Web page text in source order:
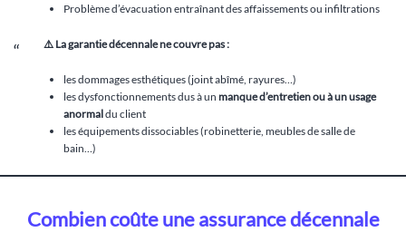
Problème d’évacuation entraînant des affaissements ou infiltrations
⚠️ La garantie décennale ne couvre pas :
les dommages esthétiques (joint abîmé, rayures…)
les dysfonctionnements dus à un manque d’entretien ou à un usage
anormaldu client
les équipements dissociables (robinetterie, meubles de salle de
bain…)
Combien coûte une assurance décennale